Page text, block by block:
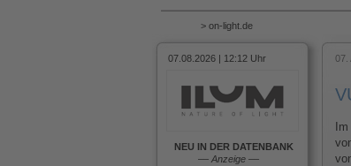
> on-light.de
07.08.2026 | 12:12 Uhr
NEU IN DER DATENBANK
–– Anzeige ––
07.